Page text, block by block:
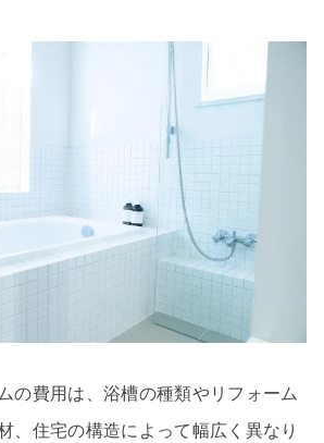
の費用は、浴槽の種類やリフォーム
、住宅の構造によって幅広く異なり